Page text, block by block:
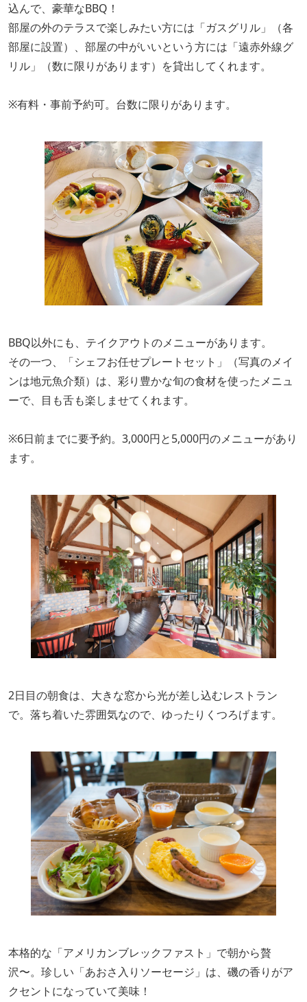
込んで、豪華なBBQ！
部屋の外のテラスで楽しみたい方には「ガスグリル」（各
部屋に設置）、部屋の中がいいという方には「遠赤外線グ
リル」（数に限りがあります）を貸出してくれます。
※有料・事前予約可。台数に限りがあります。
BBQ以外にも、テイクアウトのメニューがあります。
その一つ、「シェフお任せプレートセット」（写真のメイ
ンは地元魚介類）は、彩り豊かな旬の食材を使ったメニュ
ーで、目も舌も楽しませてくれます。
※6日前までに要予約。3,000円と5,000円のメニューがあり
ます。
2日目の朝食は、大きな窓から光が差し込むレストラン
で。落ち着いた雰囲気なので、ゆったりくつろげます。
本格的な「アメリカンブレックファスト」で朝から贅
沢〜。珍しい「あおさ入りソーセージ」は、磯の香りがア
クセントになっていて美味！